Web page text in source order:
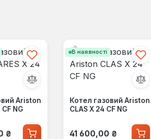
Ariston
CF NG
ціна:
₴
В наявності
Котел газовий Ariston
CLAS X 24 CF NG
Звичайна ціна:
41 600,00 ₴